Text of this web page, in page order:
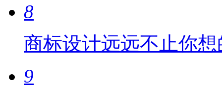
8
商标设计远远不止你
9